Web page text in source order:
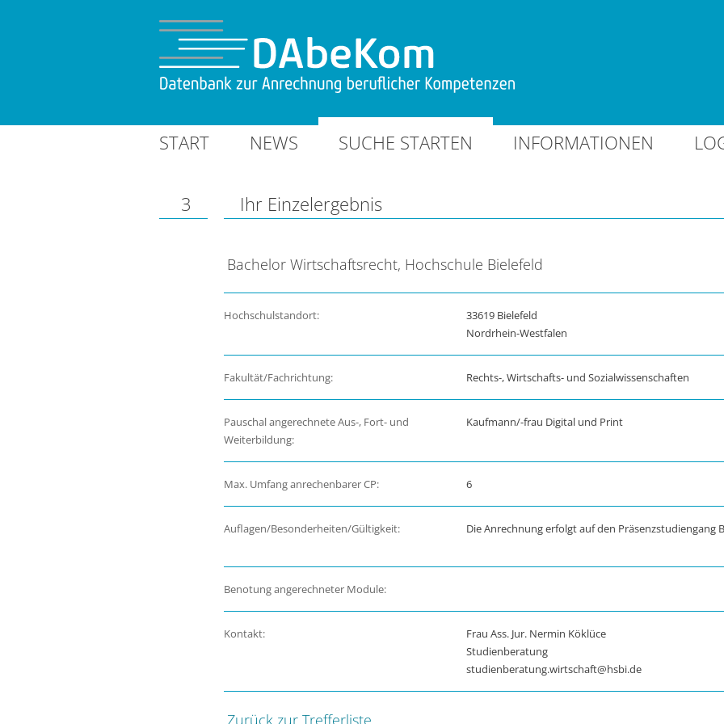
START NEWS SUCHE STARTEN INFORMATIONEN
3 Ihr Einzelergebnis
Bachelor Wirtschaftsrecht, Hochschule Bielefeld
Hochschulstandort:
33619 Bielefeld
Nordrhein-Westfalen
Fakultät/Fachrichtung: Rechts-, Wirtschafts- und Sozialwissenschaften
Pauschal angerechnete Aus-, Fort- und
Weiterbildung:
Kaufmann/-frau Digital und Print
Max. Umfang anrechenbarer CP: 6
Auflagen/Besonderheiten/Gültigkeit: Die Anrechnung erfolgt auf den Präsenzstudiengang
Benotung angerechneter Module:
Kontakt:
Frau Ass. Jur. Nermin Köklüce
Studienberatung
studienberatung.wirtschaft@hsbi.de
Zurück zur Trefferliste